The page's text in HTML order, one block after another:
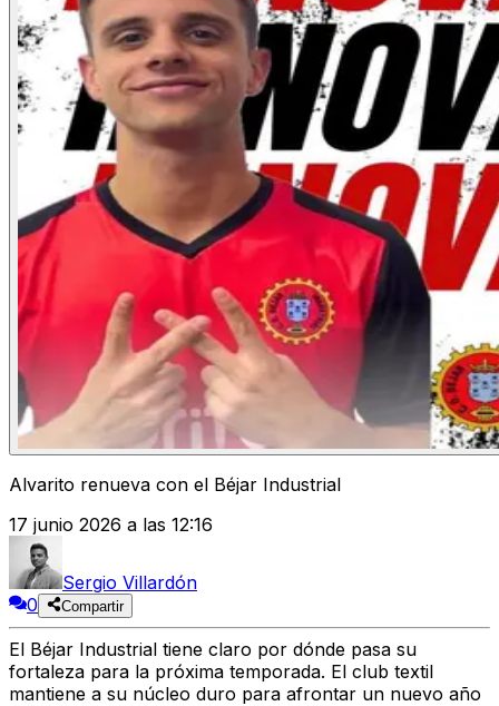
Alvarito renueva con el Béjar Industrial
17 junio 2026 a las 12:16
Sergio Villardón
0
Compartir
El Béjar Industrial tiene claro por dónde pasa su
fortaleza para la próxima temporada. El club textil
mantiene a su núcleo duro para afrontar un nuevo año